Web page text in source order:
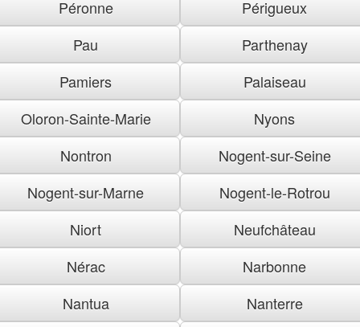
Péronne
Périgueux
Pau
Parthenay
Pamiers
Palaiseau
Oloron-Sainte-Marie
Nyons
Nontron
Nogent-sur-Seine
Nogent-sur-Marne
Nogent-le-Rotrou
Niort
Neufchâteau
Nérac
Narbonne
Nantua
Nanterre